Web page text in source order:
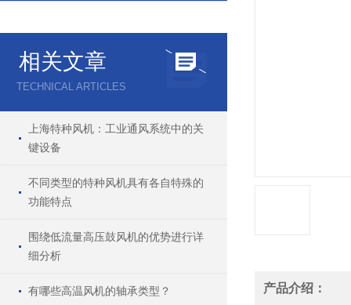
相关文章
TECHNICAL ARTICLES
上海特种风机：工业通风系统中的关
键设备
不同类型的特种风机具有各自特殊的
功能特点
围绕低流量高压鼓风机的优势进行详
细分析
有哪些高温风机的轴承类型？ 产品介绍：